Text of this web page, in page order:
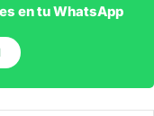
en tu WhatsApp